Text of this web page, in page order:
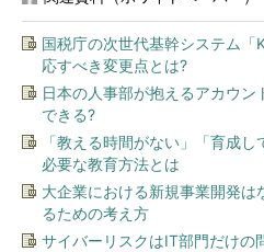
国税庁の次世代基幹システム
応すべき変更点とは?
日本の人事部が抱えるアカウ
できる?
「教える時間がない」「育成
必要な教育方法とは
大企業における新規事業開発は
るための考え方
サイバーリスクはIT部門だけの